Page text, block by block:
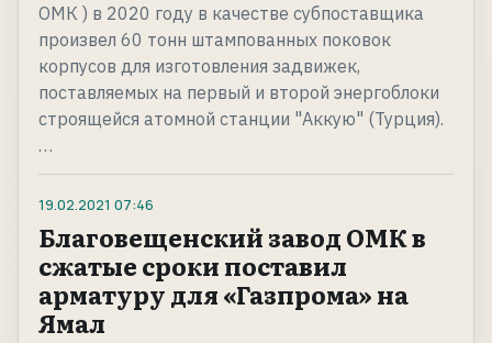
ОМК ) в 2020 году в качестве субпоставщика
произвел 60 тонн штампованных поковок
корпусов для изготовления задвижек,
поставляемых на первый и второй энергоблоки
строящейся атомной станции "Аккую" (Турция).
…
19.02.2021 07:46
Благовещенский завод ОМК в
сжатые сроки поставил
арматуру для «Газпрома» на
Ямал